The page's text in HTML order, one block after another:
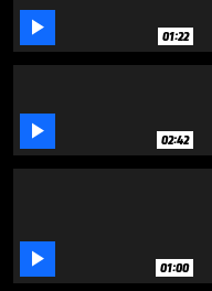
 01:22
 02:42
 01:00